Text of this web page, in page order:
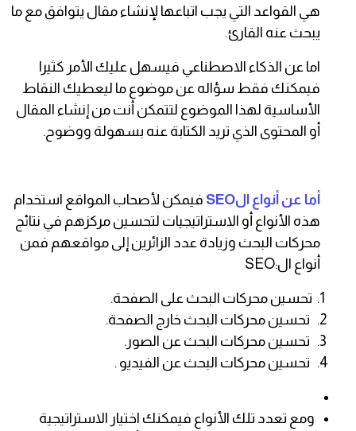
هي القواعد التي يجب اتباعها لإنشاء مقال يتوافق مع ما
يبحث عنه القارئ.
اما عن الذكاء الاصطناعي فيسهل عليك الأمر كثيرا
فيمكنك فقط سؤاله عن موضوع ما ليعطيك النقاط
الأساسية لهذا الموضوع لتتمكن أنت من إنشاء المقال
أو المحتوى الذي تريد الكتابة عنه بسهولة ووضوح.
أما عن أنواع الSEO
فيمكن لأصحاب المواقع استخدام
هذه الأنواع أو الاستراتيجيات لتحسين مركزهم في نتائج
محركات البحث وزيادة عدد الزائرين إلى مواقعهم فمن
أنواع ال:SEO
تحسين محركات البحث على الصفحة.
تحسين محركات البحث خارج الصفحة.
تحسين محركات البحث عن الصور.
تحسين محركات البحث عن الفيديو .
ومع تعدد تلك الأنواع فيمكنك اختيار الاستراتيجية